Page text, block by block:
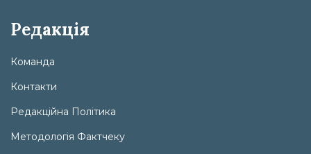
Редакція
Команда
Контакти
Редакційна Політика
Методологія Фактчеку